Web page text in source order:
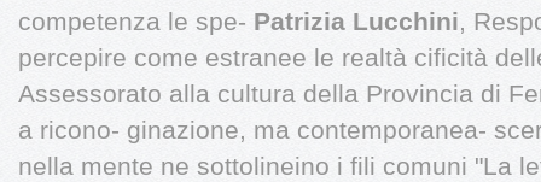
competenza le spe- Patrizia Lucchini,
percepire come estranee le realtà cificità
Assessorato alla cultura della Provincia di
a ricono- ginazione, ma contemporanea-
nella mente ne sottolineino i fili comuni "La